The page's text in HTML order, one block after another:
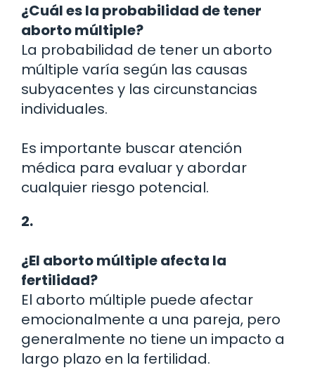
¿Cuál es la probabilidad de tener
aborto múltiple?
La probabilidad de tener un aborto
múltiple varía según las causas
subyacentes y las circunstancias
individuales.
Es importante buscar atención
médica para evaluar y abordar
cualquier riesgo potencial.
2.
¿El aborto múltiple afecta la
fertilidad?
El aborto múltiple puede afectar
emocionalmente a una pareja, pero
generalmente no tiene un impacto a
largo plazo en la fertilidad.